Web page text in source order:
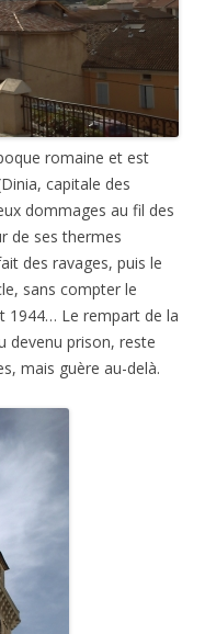
romaine et est
capitale des
dommages au fil des
de ses thermes
des ravages, puis le
sans compter le
1944… Le rempart de la
devenu prison, reste
mais guère au-delà.